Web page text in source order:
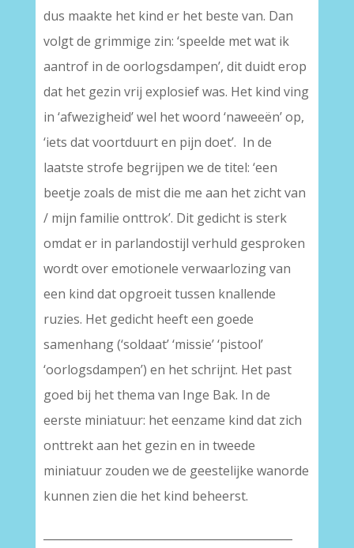
dus maakte het kind er het beste van. Dan
volgt de grimmige zin: ‘speelde met wat ik
aantrof in de oorlogsdampen’, dit duidt erop
dat het gezin vrij explosief was. Het kind ving
in ‘afwezigheid’ wel het woord ‘naweeën’ op,
‘iets dat voortduurt en pijn doet’. In de
laatste strofe begrijpen we de titel: ‘een
beetje zoals de mist die me aan het zicht van
/ mijn familie onttrok’. Dit gedicht is sterk
omdat er in parlandostijl verhuld gesproken
wordt over emotionele verwaarlozing van
een kind dat opgroeit tussen knallende
ruzies. Het gedicht heeft een goede
samenhang (‘soldaat’ ‘missie’ ‘pistool’
‘oorlogsdampen’) en het schrijnt. Het past
goed bij het thema van Inge Bak. In de
eerste miniatuur: het eenzame kind dat zich
onttrekt aan het gezin en in tweede
miniatuur zouden we de geestelijke wanorde
kunnen zien die het kind beheerst.